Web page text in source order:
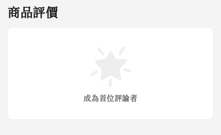
商品評價
成為首位評論者